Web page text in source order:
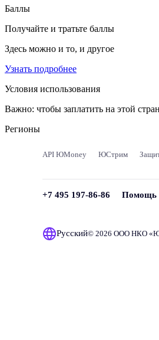
Баллы
Получайте и тратьте баллы
Здесь можно и то, и другое
Узнать подробнее
Условия использования
Важно: чтобы заплатить на этой
Регионы
API ЮMoney ЮСтрим
+7 495 197-86-86 Помощь
Русский© 2026 ООО НКО «